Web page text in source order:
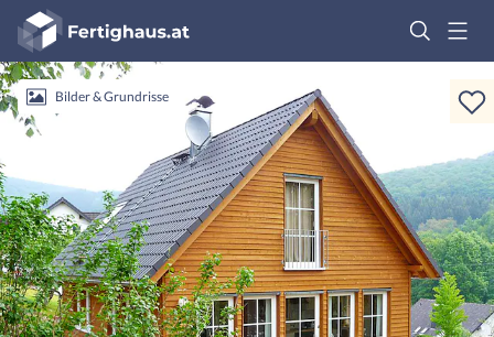
Fertighaus
Logo
AnmeldenBilder & Grundrisse